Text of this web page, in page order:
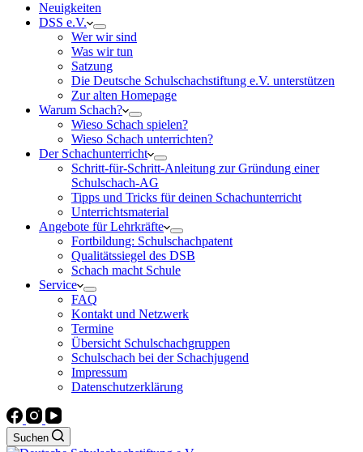
Neuigkeiten
DSS e.V.
Wer wir sind
Was wir tun
Satzung
Die Deutsche Schulschachstiftung e.V. unterstützen
Zur alten Homepage
Warum Schach?
Wieso Schach spielen?
Wieso Schach unterrichten?
Der Schachunterricht
Schritt-für-Schritt-Anleitung zur Gründung einer
Schulschach-AG
Tipps und Tricks für deinen Schachunterricht
Unterrichtsmaterial
Angebote für Lehrkräfte
Fortbildung: Schulschachpatent
Qualitätssiegel des DSB
Schach macht Schule
Service
FAQ
Kontakt und Netzwerk
Termine
Übersicht Schulschachgruppen
Schulschach bei der Schachjugend
Impressum
Datenschutzerklärung
Suchen